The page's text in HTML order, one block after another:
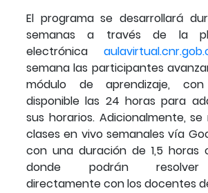
El programa se desarrollará
semanas a través de la
electrónica
semana las participantes
módulo de aprendizaje,
disponible las 24 horas para
sus horarios. Adicionalmente, se
clases en vivo semanales vía
con una duración de 1,5 horas
donde podrán
directamente con los docentes